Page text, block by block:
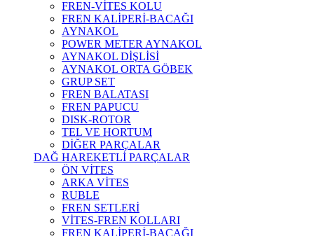
FREN-VİTES KOLU
FREN KALİPERİ-BACAĞI
AYNAKOL
POWER METER AYNAKOL
AYNAKOL DİŞLİSİ
AYNAKOL ORTA GÖBEK
GRUP SET
FREN BALATASI
FREN PAPUCU
DISK-ROTOR
TEL VE HORTUM
DİĞER PARÇALAR
DAĞ HAREKETLİ PARÇALAR
ÖN VİTES
ARKA VİTES
RUBLE
FREN SETLERİ
VİTES-FREN KOLLARI
FREN KALİPERİ-BACAĞI